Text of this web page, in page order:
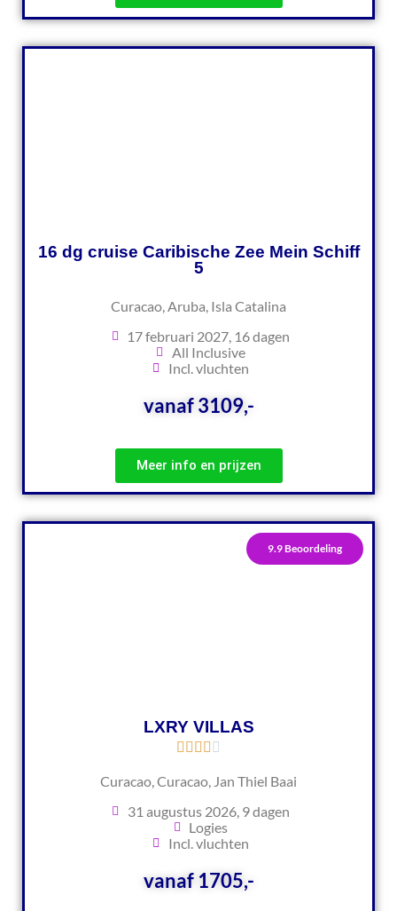
16 dg cruise Caribische Zee Mein Schiff
5
Curacao, Aruba, Isla Catalina
17 februari 2027, 16 dagen
All Inclusive
Incl. vluchten
vanaf 3109,-
Meer info en prijzen
9.9 Beoordeling
LXRY VILLAS
Curacao, Curacao, Jan Thiel Baai
31 augustus 2026, 9 dagen
Logies
Incl. vluchten
vanaf 1705,-